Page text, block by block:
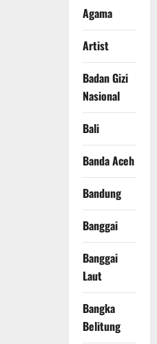
Agama
Artist
Badan Gizi
Nasional
Bali
Banda Aceh
Bandung
Banggai
Banggai
Laut
Bangka
Belitung